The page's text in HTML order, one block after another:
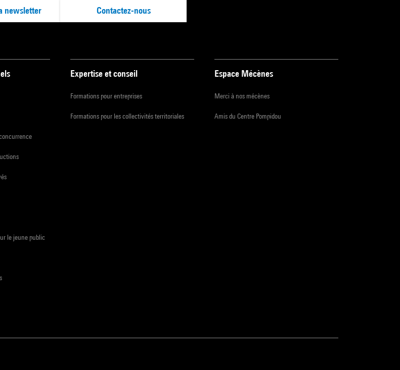
newsletter Contactez-nous
le jeune public
Expertise et conseil
Formations pour entreprises
Formations pour les collectivités territoriales
Espace Mécènes
Merci à nos mécènes
Amis du Centre Pompidou